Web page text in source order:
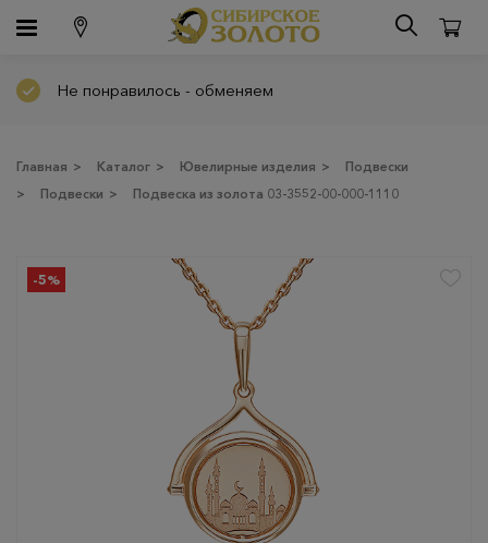
Не понравилось - обменяем
Главная > Каталог > Ювелирные изделия >
Подвески
>
Подвески > Подвеска из золота 03-3552-00-000-1110
-5%